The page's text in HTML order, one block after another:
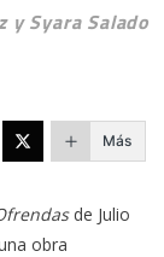
y Syara Salado
Más
de Julio
obra